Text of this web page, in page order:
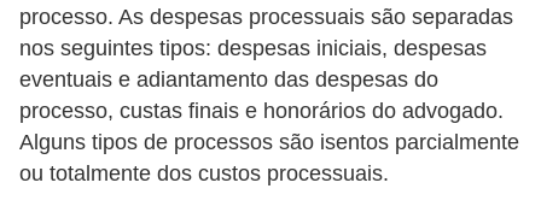
processo. As despesas processuais são separadas
nos seguintes tipos: despesas iniciais, despesas
eventuais e adiantamento das despesas do
processo, custas finais e honorários do advogado.
Alguns tipos de processos são isentos parcialmente
ou totalmente dos custos processuais.
r
i
a
B